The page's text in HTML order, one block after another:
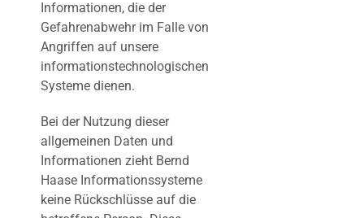
Informationen, die der
Gefahrenabwehr im Falle von
Angriffen auf unsere
informationstechnologischen
Systeme dienen.
Bei der Nutzung dieser
allgemeinen Daten und
Informationen zieht Bernd
Haase Informationssysteme
keine Rückschlüsse auf die